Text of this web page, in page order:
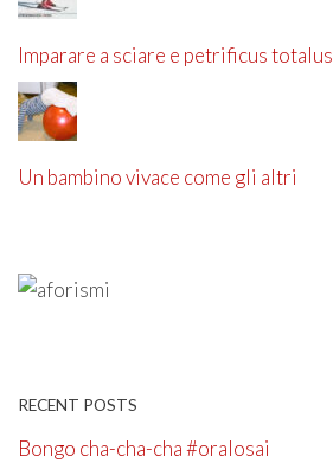
Imparare a sciare e petrificus totalus
Un bambino vivace come gli altri
RECENT POSTS
Bongo cha-cha-cha #oralosai